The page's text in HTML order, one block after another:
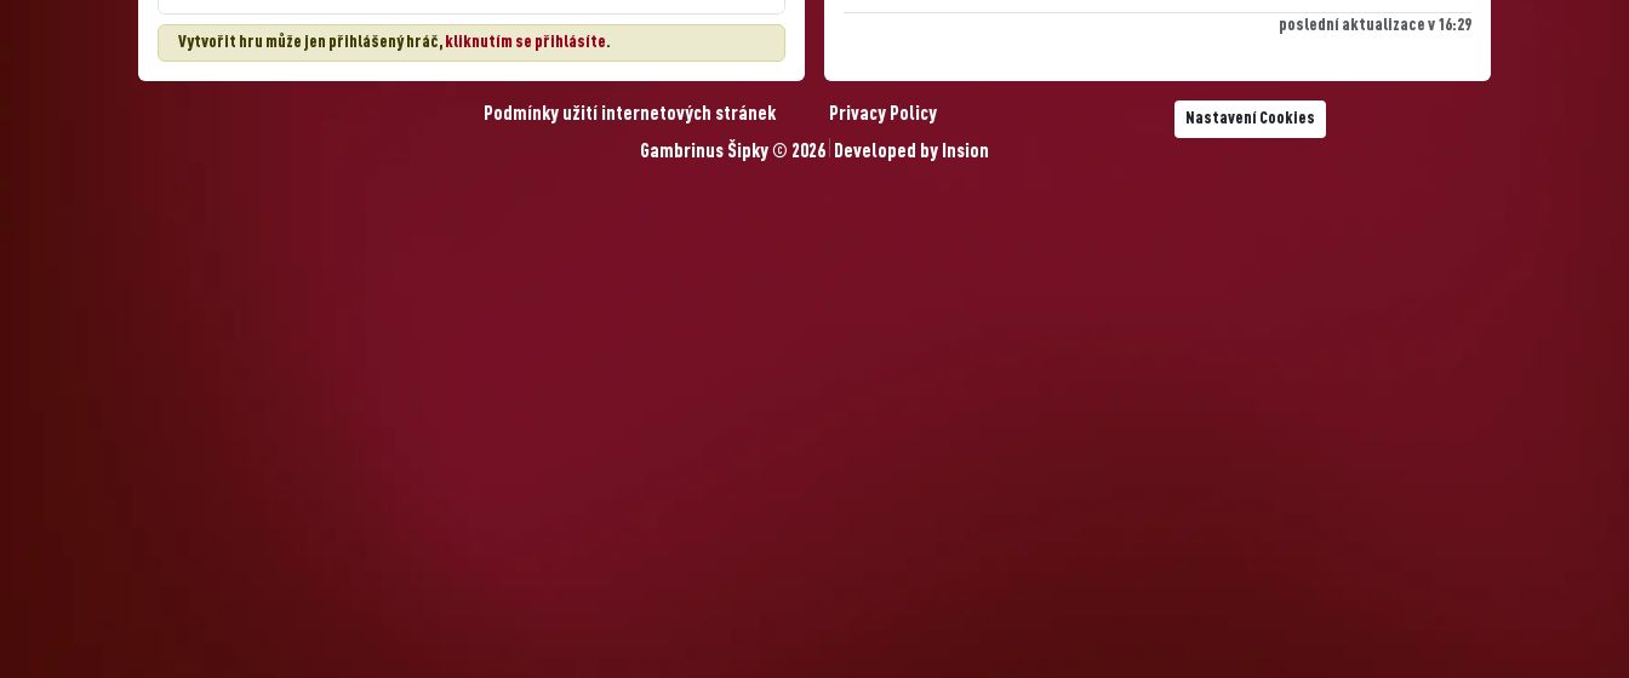
Vytvořit hru může jen přihlášený hráč, kliknutím se přihlásíte.
poslední aktualizace v 16:29
Podmínky užití internetových stránek Privacy Policy Nastavení Cookies
Gambrinus Šipky © 2026 Developed by Insion